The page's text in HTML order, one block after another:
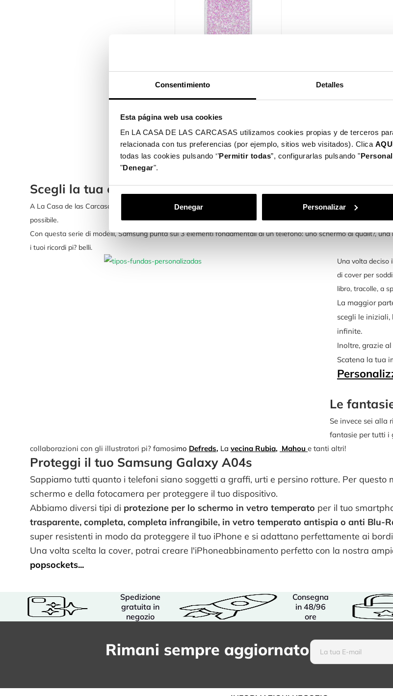
Consentimiento Detalles
Esta página web usa cookies
En LA CASA DE LAS CARCASAS utilizamos cookies propias y de terceros
relacionada con tus preferencias (por ejemplo, sitios web visitados). Clica
todas las cookies pulsando ‘’Permitir todas”, configurarlas pulsando "
"Denegar".
Denegar Personalizar
Visualizzazione di 1-9 di 9 articolo/i
Scegli la tua cover preferita per Samsung Galaxy A04s
A La Casa de las Carcasas sono arrivate le cover per i modelli di gamma medio-alta di Samsung: smartphone di
possibile.
Con questa serie di modelli, Samsung punta sui 3 elementi fondamentali di un telefono: uno schermo di qualit?,
i tuoi ricordi pi? belli.
Una volta deciso
di cover per
libro, tracolle, a
La maggior
scegli le
infinite.
Inoltre, grazie
Scatena la tua
Le
Se invece sei alla
fantasie per tutti i
collaborazioni con gli illustratori pi? famosimo Defreds, La vecina Rubia, Mahou e tanti altri!
Proteggi il tuo Samsung Galaxy A04s
Sappiamo tutti quanto i telefoni siano soggetti a graffi, urti e persino rotture. Per
schermo e della fotocamera per proteggere il tuo dispositivo.
Abbiamo diversi tipi di protezione per lo schermo in vetro temperato per il tuo
trasparente, completa, completa infrangibile, in vetro temperato antispia o anti Blu-
super resistenti in modo da proteggere il tuo iPhone e si adattano perfettamente ai
Una volta scelta la cover, potrai creare l'iPhoneabbinamento perfetto con la nostra
popsockets...
Spedizione
gratuita in
negozio
Consegna
in 48/96
ore
Rimani sempre aggiornato